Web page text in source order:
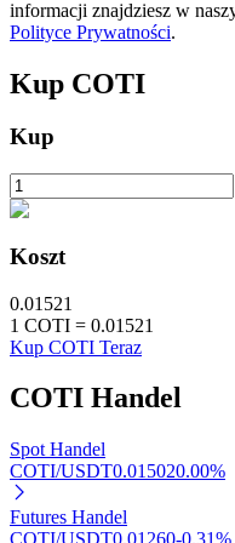
Automatyczna
Naucz się stakingu
Dowiedz się, jak
informacji znajdziesz w
Polityce Prywatności.
Kup COTI
Kup
Koszt
0.01521
1 COTI = 0.01521
Kup COTI Teraz
COTI Handel
Spot Handel
COTI/USDT0.015020.00%
Futures Handel